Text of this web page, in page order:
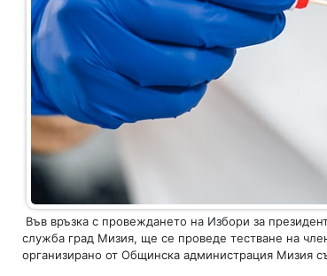
Във връзка с провеждането на Избори за
служба град Мизия, ще се проведе тестване на
организирано от Общинска администрация Мизия